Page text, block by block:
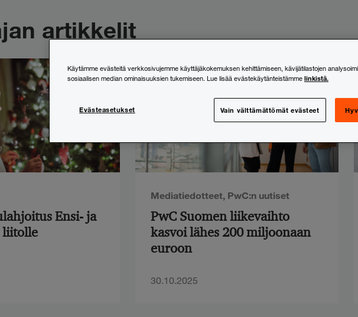
artikkelit
Ensi- ja
liitolle
Mediatiedotteet PwC:n uutiset
PwC Suomen liikevaihto
kasvoi lähes 200 miljoonaan
euroon
30.10.2025
Käytämme evästeitä verkkosivujemme käyttäjäkokemuksen kehittämiseen, kävijätilastojen
sosiaalisen median ominaisuuksien tukemiseen. Lue lisää evästekäytänteistämme linkistä.
Evästeasetukset Vain välttämättömät evästeet